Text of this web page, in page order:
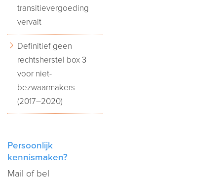
transitievergoeding
vervalt
Definitief geen
rechtsherstel box 3
voor niet-
bezwaarmakers
(2017–2020)
Persoonlijk
kennismaken?
Mail of bel